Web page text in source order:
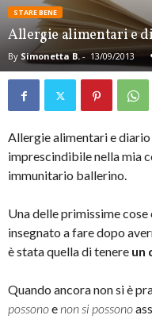
STARE BENE
Allergie alimentari e
By Simonetta B. - 13/09/2013
Allergie alimentari e
imprescindibile nella mia
immunitario ballerino.
Una delle primissime
insegnato a fare dopo
è stata quella di tenere un
Quando ancora non si è
possonoe non si possono